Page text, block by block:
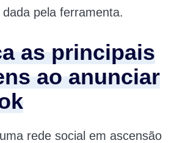
pela ferramenta.
as principais
ao anunciar
rede social em ascensão